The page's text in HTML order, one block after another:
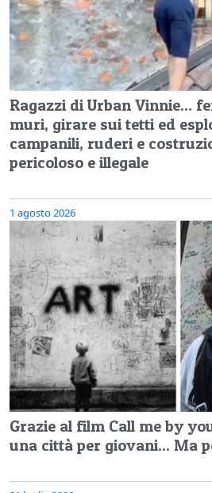
Ragazzi di Urban Vinnie...
muri, girare sui tetti ed
campanili, ruderi e
pericoloso e illegale
1 agosto 2026
Grazie al film Call me by
una città per giovani... Ma